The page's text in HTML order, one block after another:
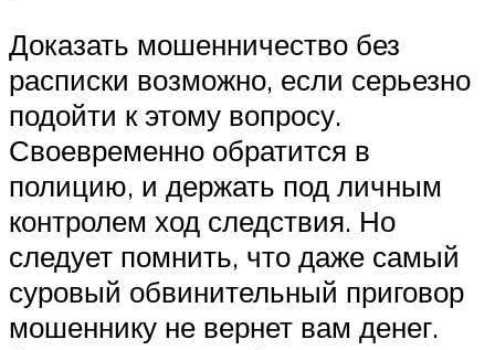
Доказать мошенничество без
расписки возможно, если серьезно
подойти к этому вопросу.
Своевременно обратится в
полицию, и держать под личным
контролем ход следствия. Но
следует помнить, что даже самый
суровый обвинительный приговор
мошеннику не вернет вам денег.